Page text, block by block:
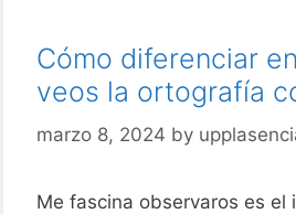
Cómo diferenciar
veos la ortografía
marzo 8, 2024 by
Me fascina observaros es el